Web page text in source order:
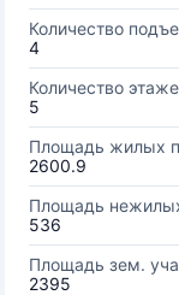
Количество
4
Количество
5
Площадь жилых
2600.9
Площадь
536
Площадь зем.
2395